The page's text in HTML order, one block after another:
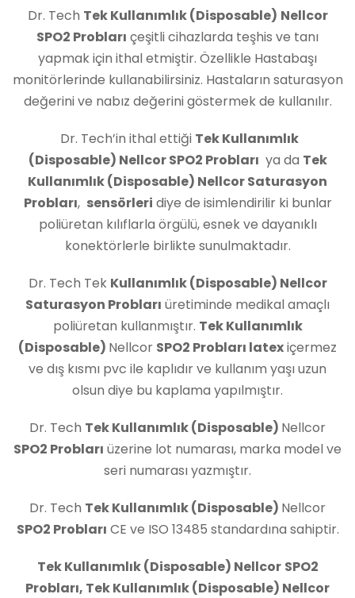
Dr. Tech Tek Kullanımlık (Disposable) Nellcor
SPO2 Probları çeşitli cihazlarda teşhis ve tanı
yapmak için ithal etmiştir. Özellikle Hastabaşı
monitörlerinde kullanabilirsiniz. Hastaların saturasyon
değerini ve nabız değerini göstermek de kullanılır.
Dr. Tech’in ithal ettiği Tek Kullanımlık
(Disposable) Nellcor SPO2 Probları ya da Tek
Kullanımlık (Disposable) Nellcor Saturasyon
Probları, sensörleri diye de isimlendirilir ki bunlar
poliüretan kılıflarla örgülü, esnek ve dayanıklı
konektörlerle birlikte sunulmaktadır.
Dr. Tech Tek Kullanımlık (Disposable) Nellcor
Saturasyon Probları üretiminde medikal amaçlı
poliüretan kullanmıştır. Tek Kullanımlık
(Disposable) Nellcor SPO2 Probları latexiçermez
ve dış kısmı pvc ile kaplıdır ve kullanım yaşı uzun
olsun diye bu kaplama yapılmıştır.
Dr. Tech Tek Kullanımlık (Disposable) Nellcor
SPO2 Probları üzerine lot numarası, marka model ve
seri numarası yazmıştır.
Dr. Tech Tek Kullanımlık (Disposable) Nellcor
SPO2 Probları CE ve ISO 13485 standardına sahiptir.
Tek Kullanımlık (Disposable) Nellcor SPO2
Probları, Tek Kullanımlık (Disposable) Nellcor